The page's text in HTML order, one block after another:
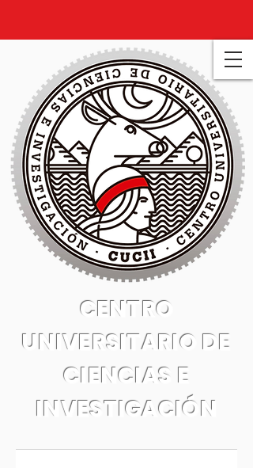
CENTRO
UNIVERSITARIO DE
CIENCIAS E
INVESTIGACIÓN